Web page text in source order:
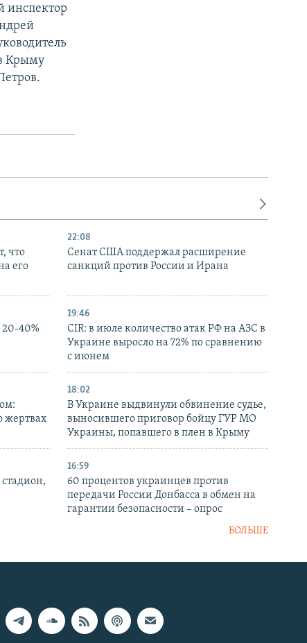
инспектор
Крыму
что
его
22:08
Сенат США поддержал расширение
санкций против России и Ирана
40%
19:46
CIR: в июле количество атак РФ на АЗС в
Украине выросло на 72% по сравнению
с июнем
жертвах
18:02
В Украине выдвинули обвинение судье,
выносившего приговор бойцу ГУР МО
Украины, попавшего в плен в Крыму
16:59
60 процентов украинцев против
передачи России Донбасса в обмен на
гарантии безопасности – опрос
БОЛЬШЕ